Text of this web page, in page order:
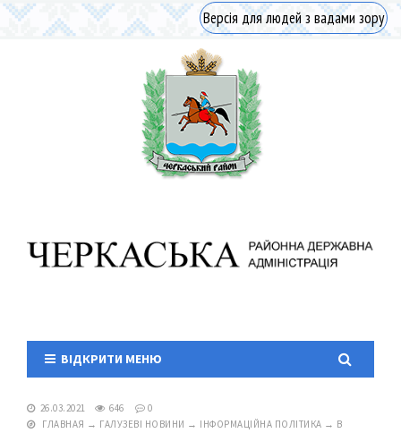
Версія для людей з вадами зору
ВІДКРИТИ МЕНЮ
26.03.2021 646
0
ГЛАВНАЯ → ГАЛУЗЕВІ НОВИНИ → ІНФОРМАЦІЙНА ПОЛІТИКА → В